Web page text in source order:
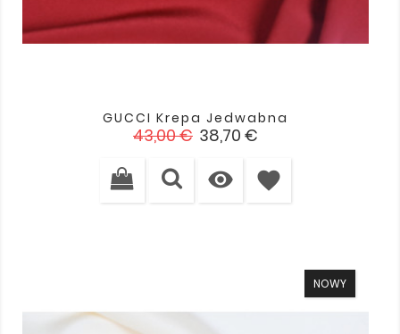
GUCCI Krepa Jedwabna
Cena
43,00 € Cena
38,70 €
 favorite
NOWY